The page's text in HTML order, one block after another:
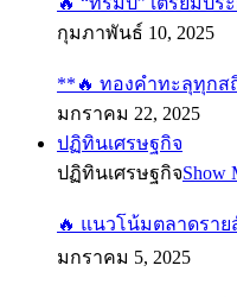
กุมภาพันธ์ 10, 2025
**🔥 ทองคำทะลุทุกส
มกราคม 22, 2025
ปฏิทินเศรษฐกิจ
ปฏิทินเศรษฐกิจShow
🔥 แนวโน้มตลาดรา
มกราคม 5, 2025